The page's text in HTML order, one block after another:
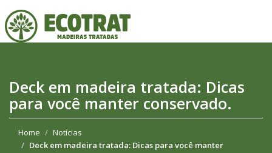
Deck em madeira tratada: Dicas
para você manter conservado.
Home
Notícias
Deck em madeira tratada: Dicas para você manter